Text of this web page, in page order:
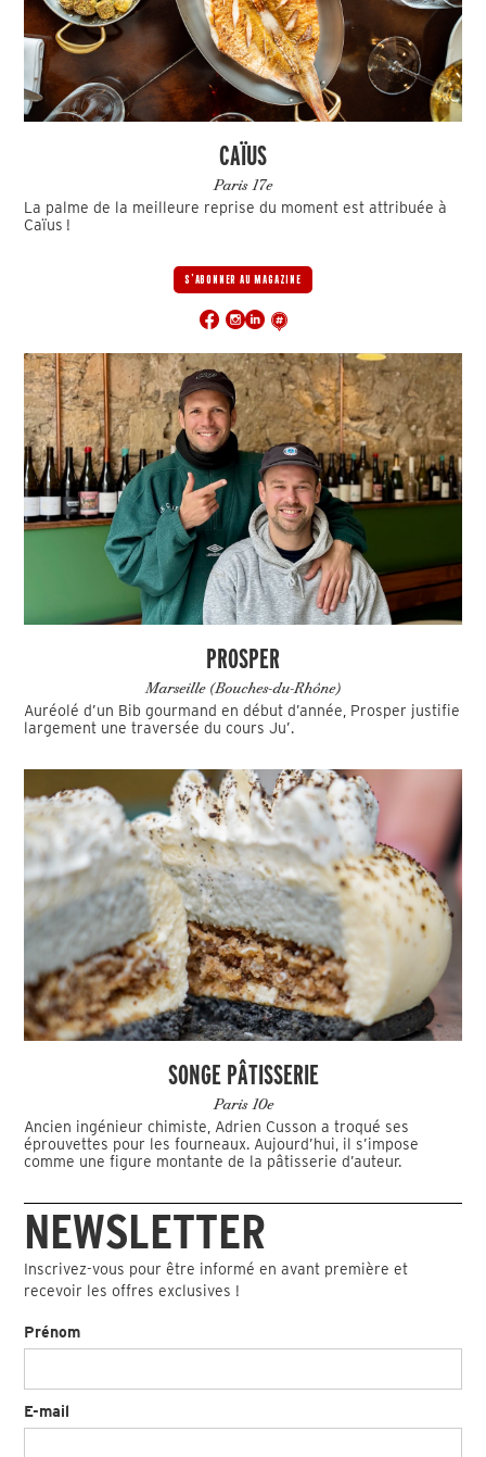
CAÏUS
Paris 17e
La palme de la meilleure reprise du moment est attribuée à
Caïus !
S'ABONNER AU MAGAZINE
PROSPER
Marseille (Bouches-du-Rhône)
Auréolé d’un Bib gourmand en début d’année, Prosper justifie
largement une traversée du cours Ju’.
SONGE PÂTISSERIE
Paris 10e
Ancien ingénieur chimiste, Adrien Cusson a troqué ses
éprouvettes pour les fourneaux. Aujourd’hui, il s’impose
comme une figure montante de la pâtisserie d’auteur.
NEWSLETTER
Inscrivez-vous pour être informé en avant première et
recevoir les offres exclusives !
Prénom
E-mail